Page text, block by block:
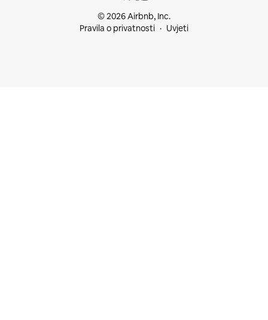
© 2026 Airbnb, Inc.
Pravila o privatnosti
Uvjeti